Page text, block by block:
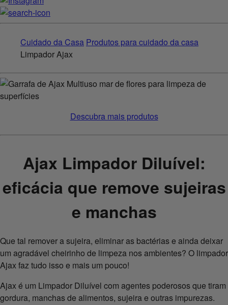
Cuidado da Casa Produtos para cuidado da casa
Limpador Ajax
Descubra mais produtos
Ajax Limpador Diluível:
eficácia que remove sujeiras
e manchas
Que tal remover a sujeira, eliminar as bactérias e ainda deixar
um agradável cheirinho de limpeza nos ambientes? O limpador
Ajax faz tudo isso e mais um pouco!
Ajax é um Limpador Diluível com agentes poderosos que tiram
gordura, manchas de alimentos, sujeira e outras impurezas.